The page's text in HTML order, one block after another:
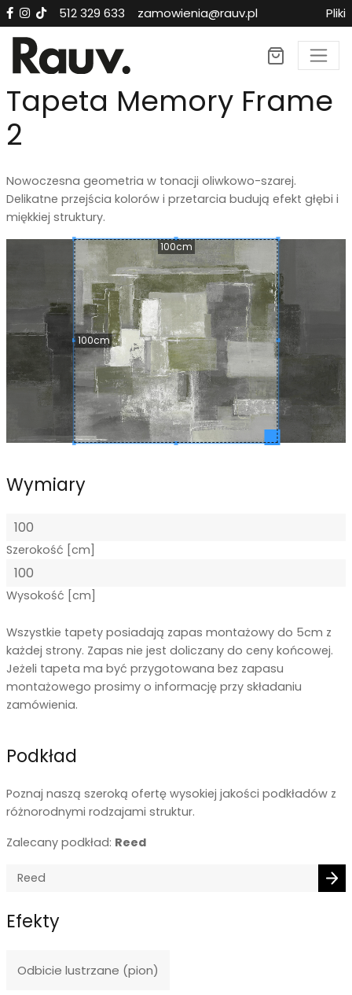
512 329 633 zamowienia@rauv.pl Pliki
Tapeta Memory Frame
2
Nowoczesna geometria w tonacji oliwkowo-szarej.
Delikatne przejścia kolorów i przetarcia budują efekt głębi i
miękkiej struktury.
100cm
100cm
Wymiary
Szerokość [cm]
Wysokość [cm]
Wszystkie tapety posiadają zapas montażowy do 5cm z
każdej strony. Zapas nie jest doliczany do ceny końcowej.
Jeżeli tapeta ma być przygotowana bez zapasu
montażowego prosimy o informację przy składaniu
zamówienia.
Podkład
Poznaj naszą szeroką ofertę wysokiej jakości podkładów z
różnorodnymi rodzajami struktur.
Zalecany podkład: Reed
Efekty
Odbicie lustrzane (pion)
×